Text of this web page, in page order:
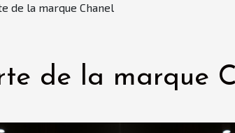
de la marque Chanel
de la marque